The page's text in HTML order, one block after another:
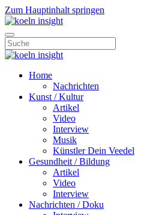
Zum Hauptinhalt springen
Home
Nachrichten
Kunst / Kultur
Artikel
Video
Interview
Musik
Künstler Dein Veedel
Gesundheit / Bildung
Artikel
Video
Interview
Nachrichten / Doku